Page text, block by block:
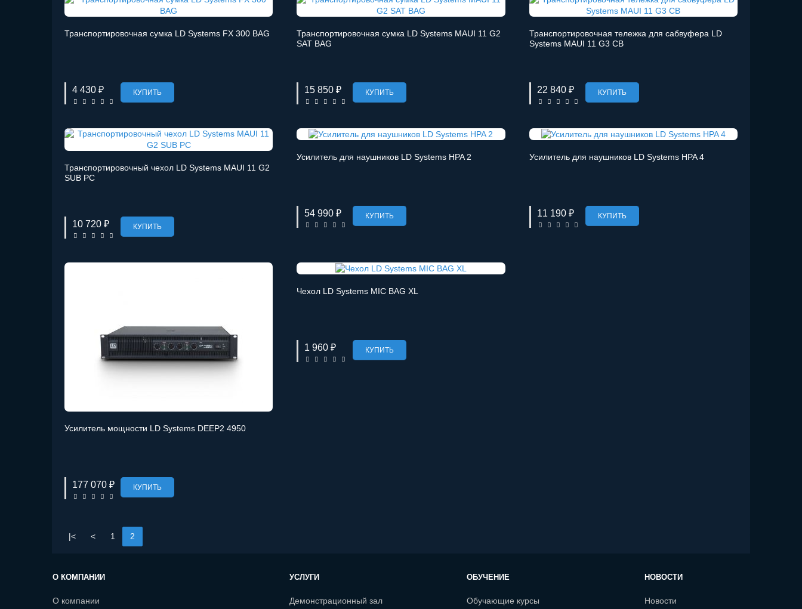
Транспортировочная сумка LD Systems FX 300 BAG
4 430 ₽ КУПИТЬ
Транспортировочная сумка LD Systems MAUI 11 G2
SAT BAG
15 850 ₽ КУПИТЬ
Транспортировочная тележка для сабвуфера LD
Systems MAUI 11 G3 CB
22 840 ₽ КУПИТЬ
Транспортировочный чехол LD Systems MAUI 11 G2
SUB PC
10 720 ₽ КУПИТЬ
Усилитель для наушников LD Systems HPA 2
54 990 ₽ КУПИТЬ
Усилитель для наушников LD Systems HPA 4
11 190 ₽ КУПИТЬ
Усилитель мощности LD Systems DEEP2 4950
177 070 ₽ КУПИТЬ
Чехол LD Systems MIC BAG XL
1 960 ₽ КУПИТЬ
|< < 1 2
О КОМПАНИИ
О компании
УСЛУГИ
Демонстрационный зал
ОБУЧЕНИЕ
Обучающие курсы
НОВОСТИ
Новости